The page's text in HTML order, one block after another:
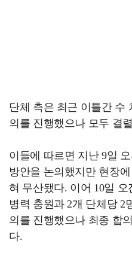
단체 측은 최근 이틀간 수
의를 진행했으나 모두 결
이들에 따르면 지난 9일
방안을 논의했지만 현장
혀 무산됐다. 이어 10일
병력 충원과 2개 단체당 2
의를 진행했으나 최종 합
다.